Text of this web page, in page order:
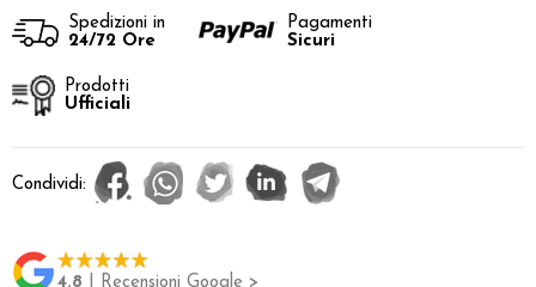
Spedizioni in
24/72 Ore
Pagamenti
Sicuri
Prodotti
Ufficiali
Condividi:
4.8 | Recensioni Google >